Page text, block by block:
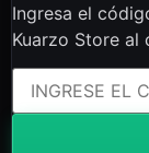
Ingresa el
Kuarzo Store al